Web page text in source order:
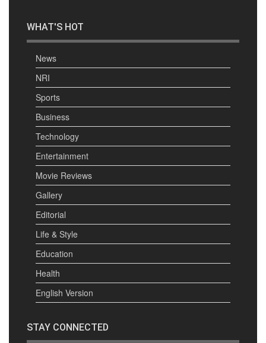
WHAT'S HOT
News
NRI
Sports
Business
Technology
Entertainment
Movie Reviews
Gallery
Editorial
Life & Style
Education
Health
English Version
STAY CONNECTED